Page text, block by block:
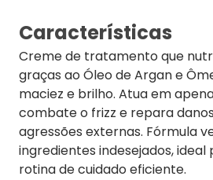
Características
Creme de tratamento que
graças ao Óleo de Argan e
maciez e brilho. Atua em
combate o frizz e repara
agressões externas. Fórmula
ingredientes indesejados, ideal
rotina de cuidado eficiente.